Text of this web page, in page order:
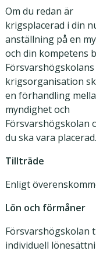
Om du redan är
krigsplacerad i din
anställning på en
och din kompetens
Försvarshögskolans
krigsorganisation
en förhandling
myndighet och
Försvarshögskolan
du ska vara placerad.
Tillträde
Enligt
Lön och förmåner
Försvarshögskolan
individuell